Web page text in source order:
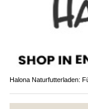
Halona Naturfutterladen: